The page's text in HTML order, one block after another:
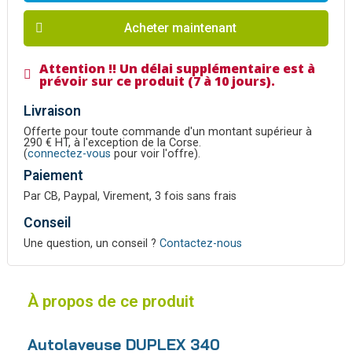
Acheter maintenant
Attention !! Un délai supplémentaire est à
prévoir sur ce produit (7 à 10 jours).
Livraison
Offerte pour toute commande d'un montant supérieur à
290 € HT, à l'exception de la Corse.
(connectez-vous pour voir l'offre).
Paiement
Par CB, Paypal, Virement, 3 fois sans frais
Conseil
Une question, un conseil ? Contactez-nous
À propos de ce produit
Autolaveuse DUPLEX 340